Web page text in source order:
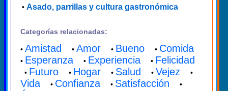
• Asado, parrillas y cultura gastronómica
Categorías relacionadas:
• Amistad • Amor • Bueno • Comida
• Esperanza • Experiencia • Felicidad
• Futuro • Hogar • Salud • Vejez •
Vida • Confianza • Satisfacción •